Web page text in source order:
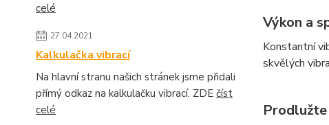
celé
27.04.2021
Kalkulačka vibrací
Na hlavní stranu našich stránek jsme přidali
přímý odkaz na kalkulačku vibrací. ZDE číst
celé
Výkon a
Konstantní
skvělých